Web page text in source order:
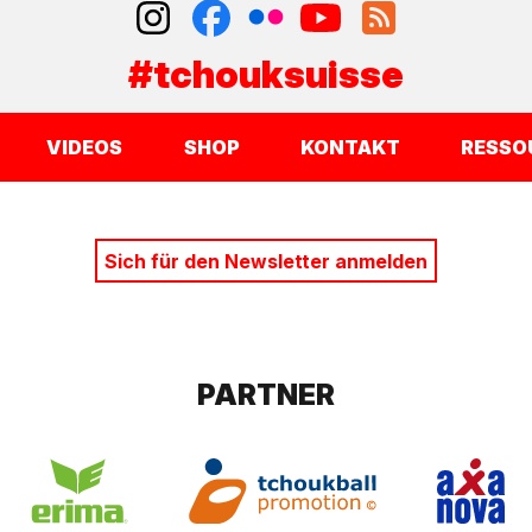
#tchouksuisse
VIDEOS SHOP KONTAKT
Sich für den Newsletter anmelden
PARTNER